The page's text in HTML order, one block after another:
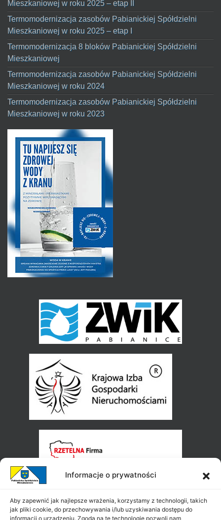
Informacje o prywatności
Aby zapewnić jak najlepsze wrażenia, korzystamy z technologii, takich
jak pliki cookie, do przechowywania i/lub uzyskiwania dostępu do
informacji o urządzeniu. Zgoda na te technologie pozwoli nam
Mieszkaniowej w roku 2025 – etap II
Termomodernizacja zasobów Pabianickiej Spółdzielni
Mieszkaniowej w roku 2025 – etap I
Termomodernizacja 8 bloków Pabianickiej Spółdzielni
Mieszkaniowej
Termomodernizacja zasobów Pabianickiej Spółdzielni
Mieszkaniowej w roku 2024
Termomodernizacja zasobów Pabianickiej Spółdzielni
Mieszkaniowej w roku 2023